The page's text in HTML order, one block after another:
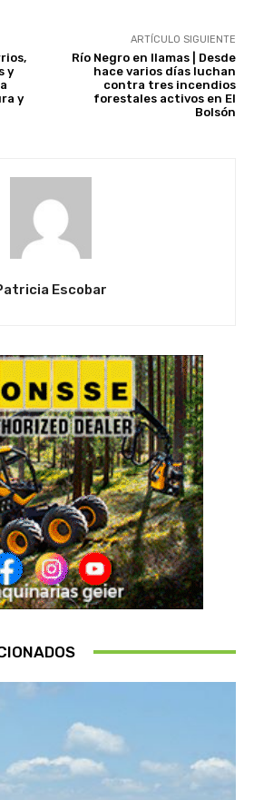
y
y
ARTÍCULO SIGUIENTE
Río Negro en llamas | Desde
hace varios días luchan
contra tres incendios
forestales activos en El
Bolsón
Escobar